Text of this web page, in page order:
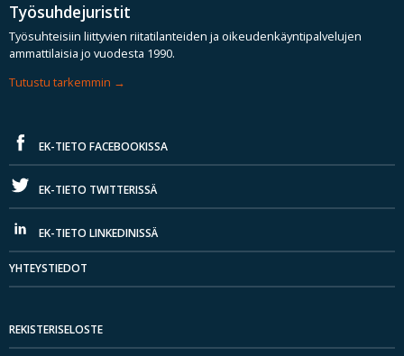
Työsuhdejuristit
Työsuhteisiin liittyvien riitatilanteiden ja oikeudenkäyntipalvelujen
ammattilaisia jo vuodesta 1990.
Tutustu tarkemmin
EK-TIETO FACEBOOKISSA
EK-TIETO TWITTERISSÄ
EK-TIETO LINKEDINISSÄ
YHTEYSTIEDOT
REKISTERISELOSTE